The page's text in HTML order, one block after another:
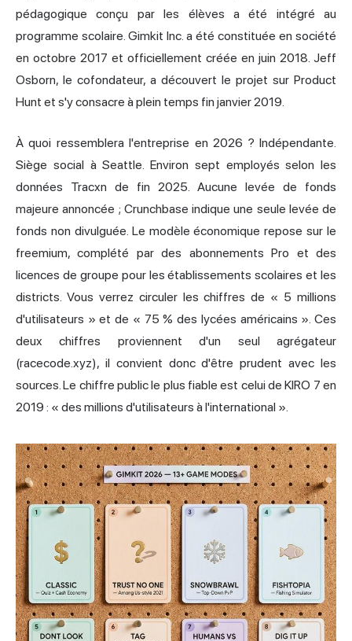
pédagogique conçu par les élèves a été intégré au
programme scolaire. Gimkit Inc. a été constituée en société
en octobre 2017 et officiellement créée en juin 2018. Jeff
Osborn, le cofondateur, a découvert le projet sur Product
Hunt et s'y consacre à plein temps fin janvier 2019.
À quoi ressemblera l'entreprise en 2026 ? Indépendante.
Siège social à Seattle. Environ sept employés selon les
données Tracxn de fin 2025. Aucune levée de fonds
majeure annoncée ; Crunchbase indique une seule levée de
fonds non divulguée. Le modèle économique repose sur le
freemium, complété par des abonnements Pro et des
licences de groupe pour les établissements scolaires et les
districts. Vous verrez circuler les chiffres de « 5 millions
d'utilisateurs » et de « 75 % des lycées américains ». Ces
deux chiffres proviennent d'un seul agrégateur
(racecode.xyz), il convient donc d'être prudent avec les
sources. Le chiffre public le plus fiable est celui de KIRO 7 en
2019 : « des millions d'utilisateurs à l'international ».